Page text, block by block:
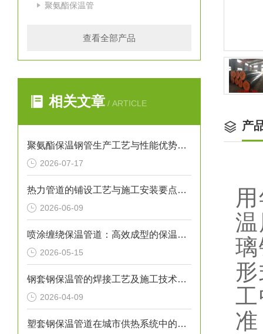
聚氨酯保温管
查看全部产品
相关文章 / ARTICLE
聚氨酯保温钢管生产工艺与性能优势解析
2026-07-17
热力管道的铺设工艺与施工安装要点解析
2026-06-09
喷涂缠绕保温管道：高效成型的保温输送核心装备
2026-05-15
钢套钢保温管的焊接工艺及施工技术研究
2026-04-09
塑套钢保温管道在城市供热系统中的应用
产